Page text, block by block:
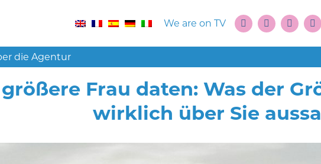
We are on TV
die Agentur
Frau daten: Was der
wirklich über Sie